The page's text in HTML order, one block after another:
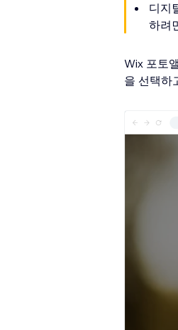
디지
하려
Wix 포토
을 선택하